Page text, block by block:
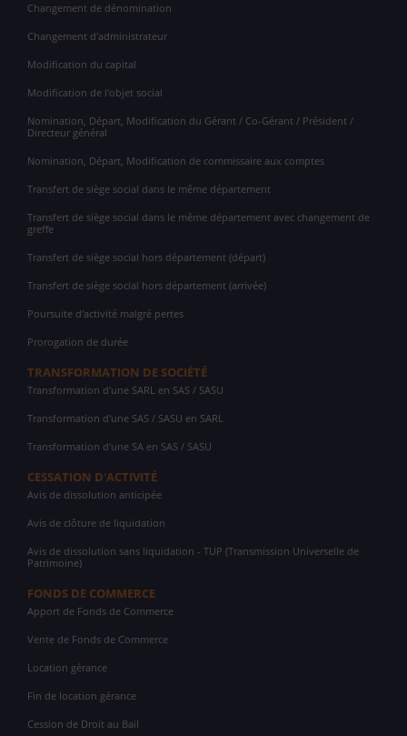
Changement de dénomination
Changement d'administrateur
Modification du capital
Modification de l'objet social
Nomination, Départ, Modification du Gérant / Co-Gérant / Président /
Directeur général
Nomination, Départ, Modification de commissaire aux comptes
Transfert de siège social dans le même département
Transfert de siège social dans le même département avec changement de
greffe
Transfert de siège social hors département (départ)
Transfert de siège social hors département (arrivée)
Poursuite d'activité malgré pertes
Prorogation de durée
TRANSFORMATION DE SOCIÉTÉ
Transformation d'une SARL en SAS / SASU
Transformation d'une SAS / SASU en SARL
Transformation d'une SA en SAS / SASU
CESSATION D'ACTIVITÉ
Avis de dissolution anticipée
Avis de clôture de liquidation
Avis de dissolution sans liquidation - TUP (Transmission Universelle de
Patrimoine)
FONDS DE COMMERCE
Apport de Fonds de Commerce
Vente de Fonds de Commerce
Location gérance
Fin de location gérance
Cession de Droit au Bail